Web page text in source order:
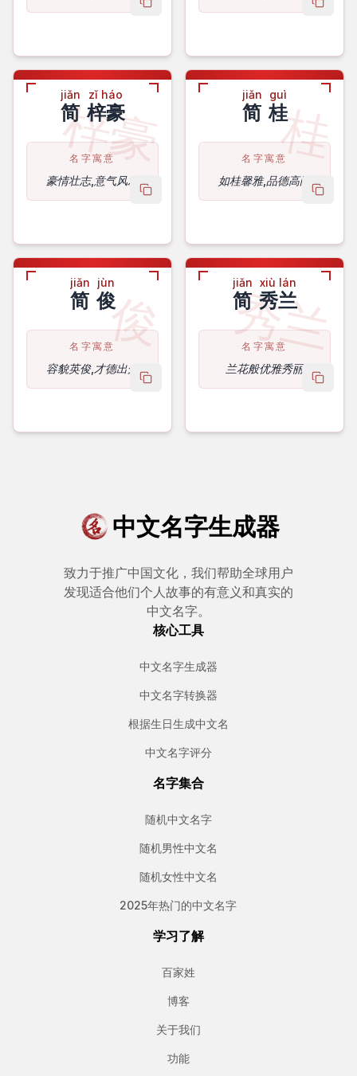
copy name
copy
梓豪
jiǎn
简
zǐ háo
梓豪
名字寓意
豪情壮志,意气风发
copy name
桂
jiǎn
简
guì
桂
名字寓意
如桂馨雅,品德高尚
copy
俊
jiǎn
简
jùn
俊
名字寓意
容貌英俊,才德出众
copy name
秀兰
jiǎn
简
xiù lán
秀兰
名字寓意
兰花般优雅秀丽
copy
中文名字生成器
致力于推广中国文化，我们帮助全球用户
发现适合他们个人故事的有意义和真实的
中文名字。
核心工具
中文名字生成器
中文名字转换器
根据生日生成中文名
中文名字评分
名字集合
随机中文名字
随机男性中文名
随机女性中文名
2025年热门的中文名字
学习了解
百家姓
博客
关于我们
功能